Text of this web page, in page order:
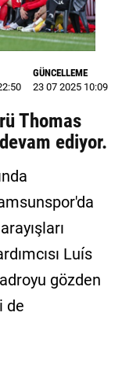
GÜNCELLEME
23 07 2025 10:09
Thomas
ediyor.
Luís
gözden
de